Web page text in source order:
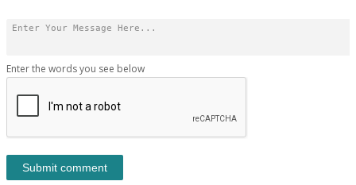
Enter the words you see below